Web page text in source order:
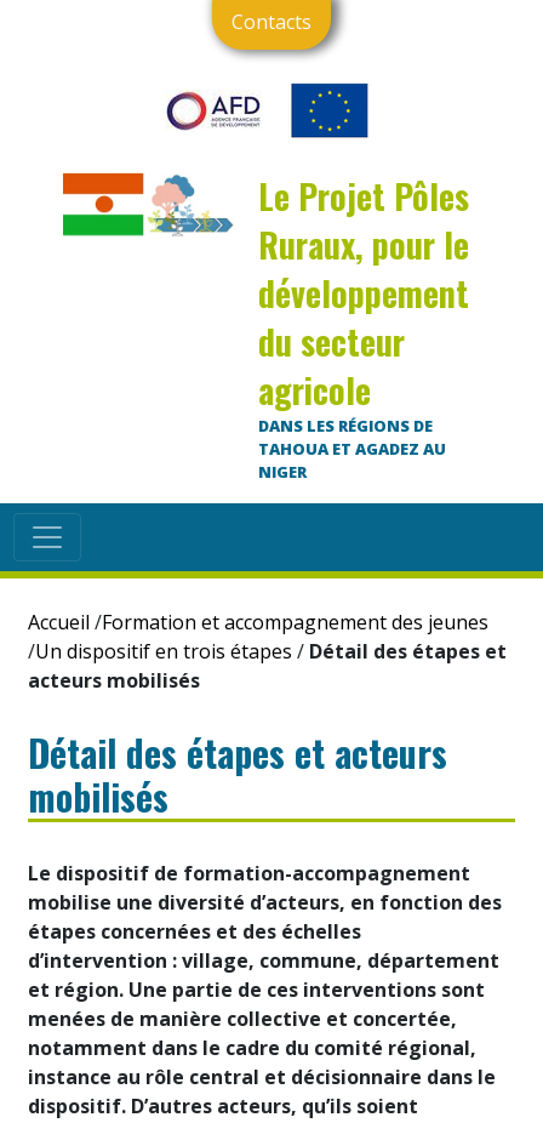
Le Projet Pôles
Ruraux, pour le
développement
du secteur
agricole
DANS LES RÉGIONS DE
TAHOUA ET AGADEZ AU
NIGER
Contacts
Accueil /Formation et accompagnement des jeunes
/Un dispositif en trois étapes / Détail des étapes et
acteurs mobilisés
Détail des étapes et acteurs
mobilisés
Le dispositif de formation-accompagnement
mobilise une diversité d’acteurs, en fonction des
étapes concernées et des échelles
d’intervention : village, commune, département
et région. Une partie de ces interventions sont
menées de manière collective et concertée,
notamment dans le cadre du comité régional,
instance au rôle central et décisionnaire dans le
dispositif. D’autres acteurs, qu’ils soient